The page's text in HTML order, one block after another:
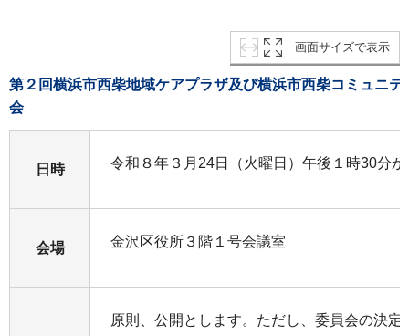
画面サイズで表示
第２回横浜市西柴地域ケアプラザ及び横浜市西柴コミュニ
会
日時 令和８年３月24日（火曜日）午後１時30分か
会場 金沢区役所３階１号会議室
原則、公開とします。ただし、委員会の決